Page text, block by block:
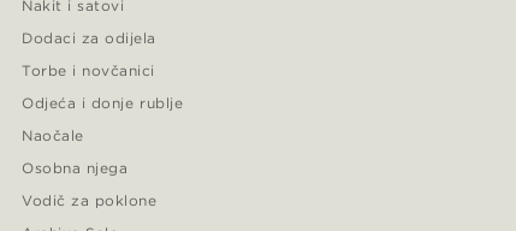
Nakit i satovi
Dodaci za odijela
Torbe i novčanici
Odjeća i donje rublje
Naočale
Osobna njega
Vodič za poklone